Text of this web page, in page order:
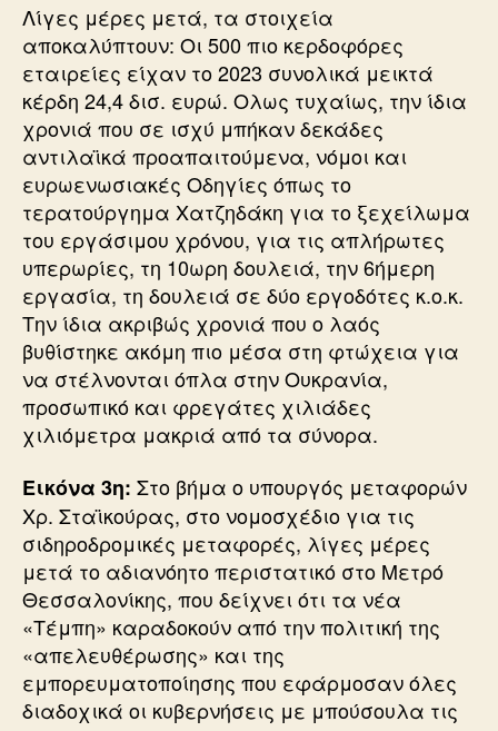
Λίγες μέρες μετά, τα στοιχεία
αποκαλύπτουν: Οι 500 πιο κερδοφόρες
εταιρείες είχαν το 2023 συνολικά μεικτά
κέρδη 24,4 δισ. ευρώ. Ολως τυχαίως, την ίδια
χρονιά που σε ισχύ μπήκαν δεκάδες
αντιλαϊκά προαπαιτούμενα, νόμοι και
ευρωενωσιακές Οδηγίες όπως το
τερατούργημα Χατζηδάκη για το ξεχείλωμα
του εργάσιμου χρόνου, για τις απλήρωτες
υπερωρίες, τη 10ωρη δουλειά, την 6ήμερη
εργασία, τη δουλειά σε δύο εργοδότες κ.ο.κ.
Την ίδια ακριβώς χρονιά που ο λαός
βυθίστηκε ακόμη πιο μέσα στη φτώχεια για
να στέλνονται όπλα στην Ουκρανία,
προσωπικό και φρεγάτες χιλιάδες
χιλιόμετρα μακριά από τα σύνορα.
Εικόνα 3η: Στο βήμα ο υπουργός μεταφορών
Χρ. Σταϊκούρας, στο νομοσχέδιο για τις
σιδηροδρομικές μεταφορές, λίγες μέρες
μετά το αδιανόητο περιστατικό στο Μετρό
Θεσσαλονίκης, που δείχνει ότι τα νέα
«Τέμπη» καραδοκούν από την πολιτική της
«απελευθέρωσης» και της
εμπορευματοποίησης που εφάρμοσαν όλες
διαδοχικά οι κυβερνήσεις με μπούσουλα τις